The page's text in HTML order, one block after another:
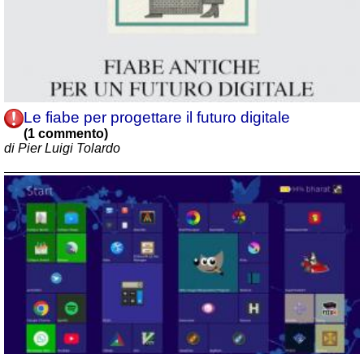
Le fiabe per progettare il futuro digitale
(1 commento)
di Pier Luigi Tolardo